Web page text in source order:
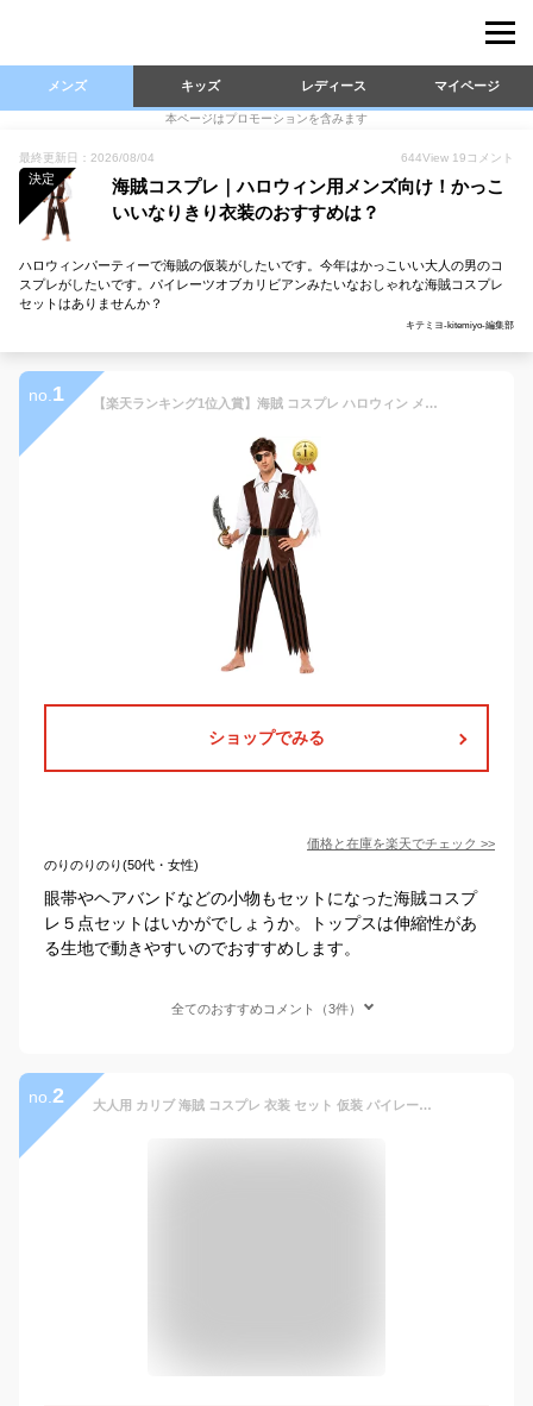
メンズ キッズ レディース マイページ
本ページはプロモーションを含みます
最終更新日：2026/08/04 644View 19 コメント
決定
海賊コスプレ｜ハロウィン用メンズ向け！かっこ
いいなりきり衣装のおすすめは？
ハロウィンパーティーで海賊の仮装がしたいです。今年はかっこいい大人の男のコ
スプレがしたいです。パイレーツオブカリビアンみたいなおしゃれな海賊コスプレ
セットはありませんか？
キテミヨ-kitemiyo-編集部
no. 1 【楽天ランキング1位入賞】海賊 コスプレ ハロウィン メンズ 5点セット 仮装 ストライプパンツ フリーサイズ
ショップでみる
価格と在庫を楽天でチェック >>
のりのりのり(50代・女性)
眼帯やヘアバンドなどの小物もセットになった海賊コスプ
レ５点セットはいかがでしょうか。トップスは伸縮性があ
る生地で動きやすいのでおすすめします。
全てのおすすめコメント（3件）
no. 2 大人用 カリブ 海賊 コスプレ 衣装 セット 仮装 パイレーツ ハロウィン (メンズ)